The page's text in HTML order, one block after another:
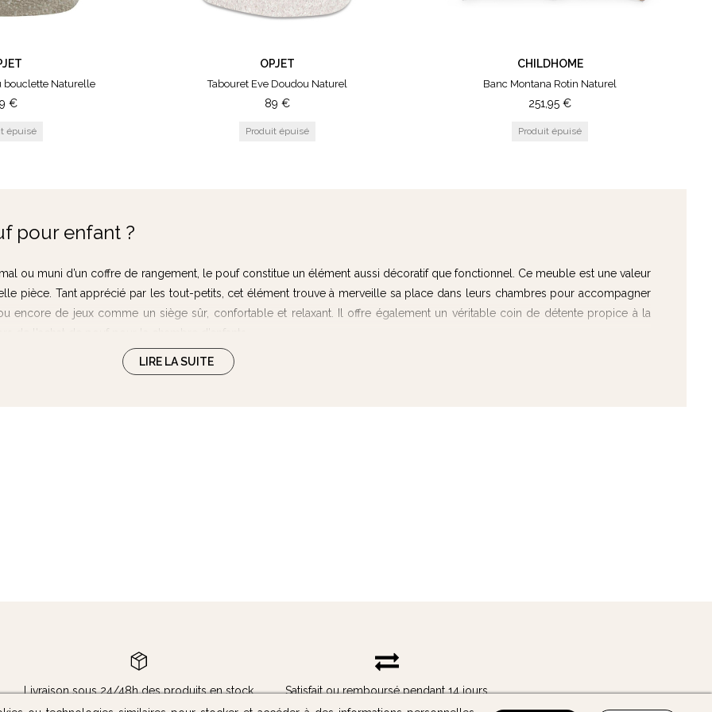
pour une durabilité optimale. Et pour cela, le matériau de fabrication doit être résistant et capable de supporter les
ou un fauteuil confortable. Ainsi, vous pourrez donner le sein ou le biberon à bébé à l’abri au bruit du logement et
également être votre coin lecture et détente le temps que bébé s’endorme.
bouclette Naturelle
€
OPJET
Tabouret Eve Doudou Naturel
89 €
CHILDHOME
Banc Montana Rotin Naturel
251,95 €
pour enfant ?
ou muni d’un coffre de rangement, le pouf constitue un élément aussi décoratif que fonctionnel. Ce meuble est une valeur
pièce. Tant apprécié par les tout-petits, cet élément trouve à merveille sa place dans leurs chambres pour accompagner
encore de jeux comme un siège sûr, confortable et relaxant. Il offre également un véritable coin de détente propice à la
LIRE LA SUITE
Livraison sous 24/48h des produits en stock
Satisfait ou remboursé pendant 14 jours